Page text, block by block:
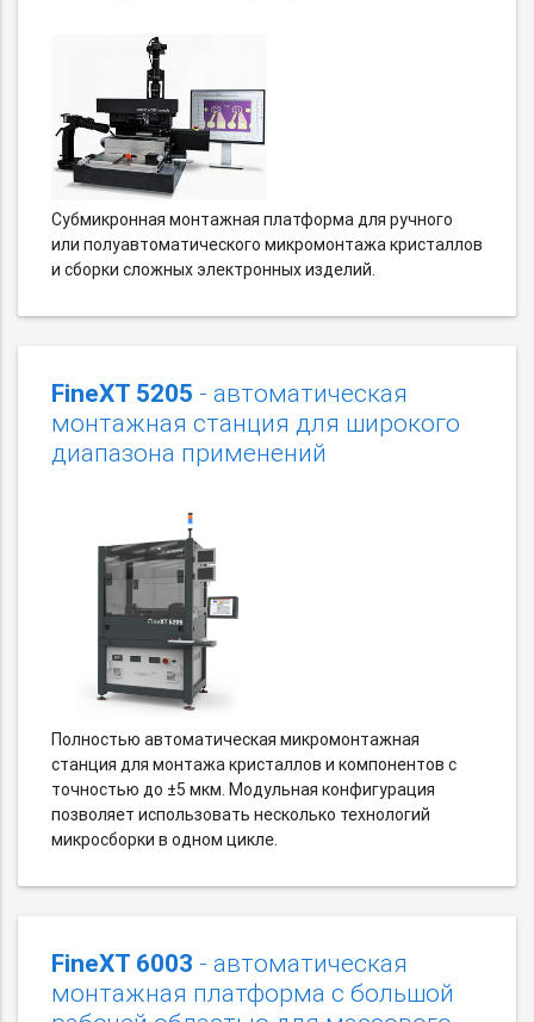
Субмикронная монтажная платформа для ручного
или полуавтоматического микромонтажа кристаллов
и сборки сложных электронных изделий.
FineXT 5205 - автоматическая
монтажная станция для широкого
диапазона применений
Полностью автоматическая микромонтажная
станция для монтажа кристаллов и компонентов с
точностью до ±5 мкм. Модульная конфигурация
позволяет использовать несколько технологий
микросборки в одном цикле.
FineXT 6003 - автоматическая
монтажная платформа с большой